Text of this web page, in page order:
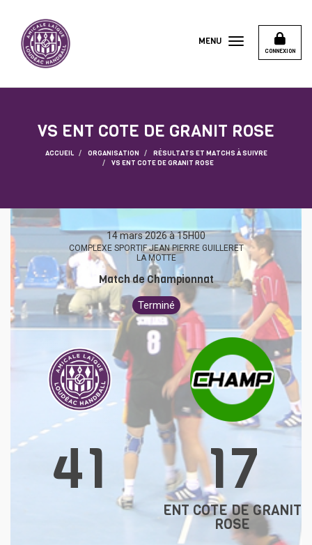
CONNEXION
MENU
VS ENT COTE DE GRANIT ROSE
ACCUEIL ORGANISATION
RÉSULTATS ET MATCHS À SUIVRE
VS ENT COTE DE GRANIT ROSE
14 mars 2026 à 15H00
COMPLEXE SPORTIF JEAN PIERRE GUILLERET
LA MOTTE
Match de Championnat
Terminé
41 17
ENT COTE DE GRANIT
ROSE